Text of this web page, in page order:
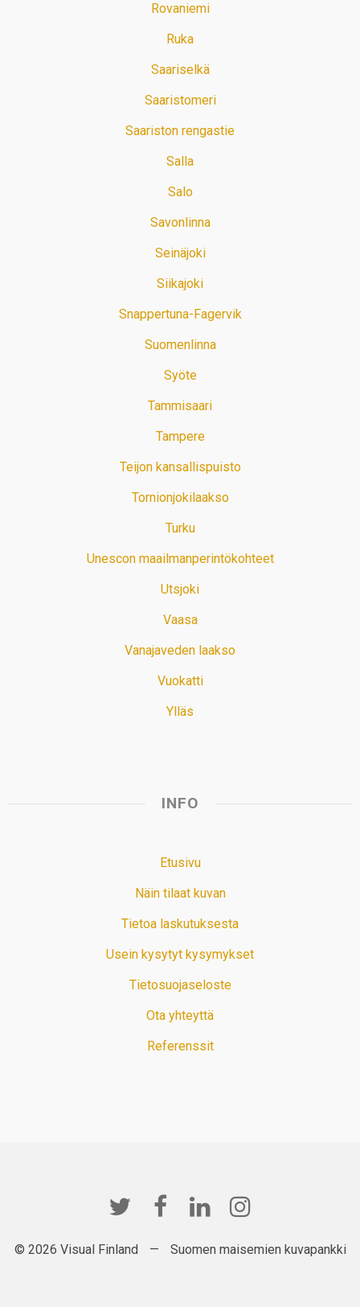
Rovaniemi
Ruka
Saariselkä
Saaristomeri
Saariston rengastie
Salla
Salo
Savonlinna
Seinäjoki
Siikajoki
Snappertuna-Fagervik
Suomenlinna
Syöte
Tammisaari
Tampere
Teijon kansallispuisto
Tornionjokilaakso
Turku
Unescon maailmanperintökohteet
Utsjoki
Vaasa
Vanajaveden laakso
Vuokatti
Ylläs
INFO
Etusivu
Näin tilaat kuvan
Tietoa laskutuksesta
Usein kysytyt kysymykset
Tietosuojaseloste
Ota yhteyttä
Referenssit
© 2026 Visual Finland — Suomen maisemien kuvapankki